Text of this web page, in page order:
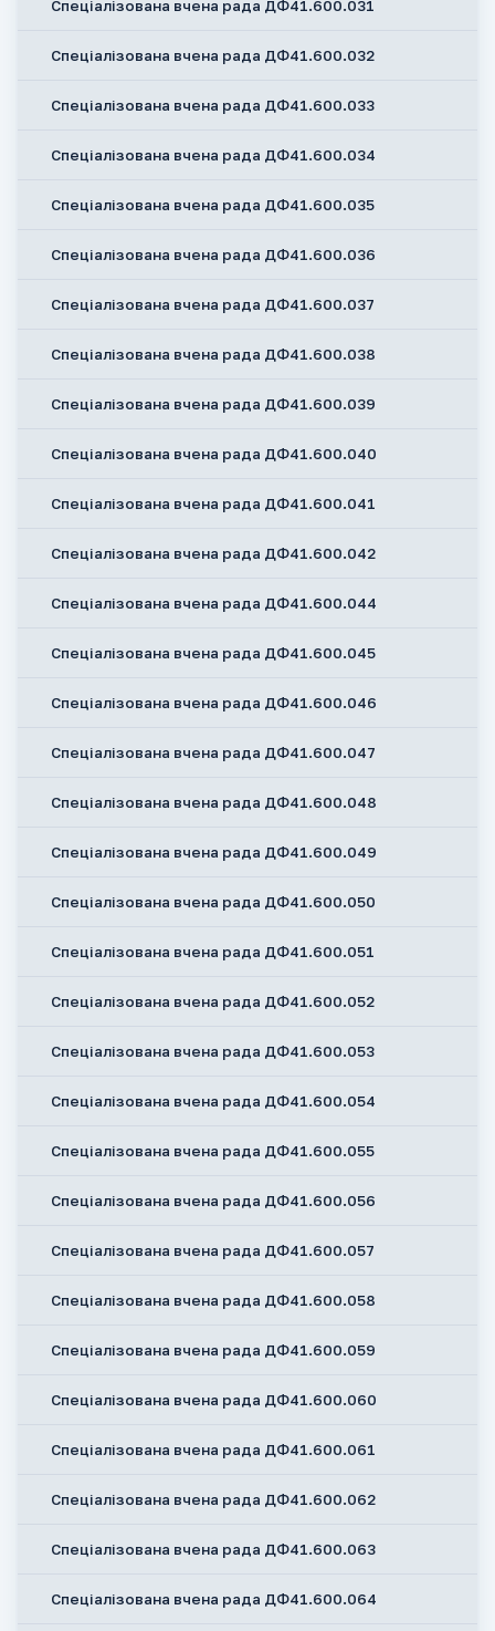
Спеціалізована вчена рада ДФ41.600.031
Спеціалізована вчена рада ДФ41.600.032
Спеціалізована вчена рада ДФ41.600.033
Спеціалізована вчена рада ДФ41.600.034
Спеціалізована вчена рада ДФ41.600.035
Спеціалізована вчена рада ДФ41.600.036
Спеціалізована вчена рада ДФ41.600.037
Спеціалізована вчена рада ДФ41.600.038
Спеціалізована вчена рада ДФ41.600.039
Спеціалізована вчена рада ДФ41.600.040
Спеціалізована вчена рада ДФ41.600.041
Спеціалізована вчена рада ДФ41.600.042
Спеціалізована вчена рада ДФ41.600.044
Спеціалізована вчена рада ДФ41.600.045
Спеціалізована вчена рада ДФ41.600.046
Спеціалізована вчена рада ДФ41.600.047
Спеціалізована вчена рада ДФ41.600.048
Спеціалізована вчена рада ДФ41.600.049
Спеціалізована вчена рада ДФ41.600.050
Спеціалізована вчена рада ДФ41.600.051
Спеціалізована вчена рада ДФ41.600.052
Спеціалізована вчена рада ДФ41.600.053
Спеціалізована вчена рада ДФ41.600.054
Спеціалізована вчена рада ДФ41.600.055
Спеціалізована вчена рада ДФ41.600.056
Спеціалізована вчена рада ДФ41.600.057
Спеціалізована вчена рада ДФ41.600.058
Спеціалізована вчена рада ДФ41.600.059
Спеціалізована вчена рада ДФ41.600.060
Спеціалізована вчена рада ДФ41.600.061
Спеціалізована вчена рада ДФ41.600.062
Спеціалізована вчена рада ДФ41.600.063
Спеціалізована вчена рада ДФ41.600.064